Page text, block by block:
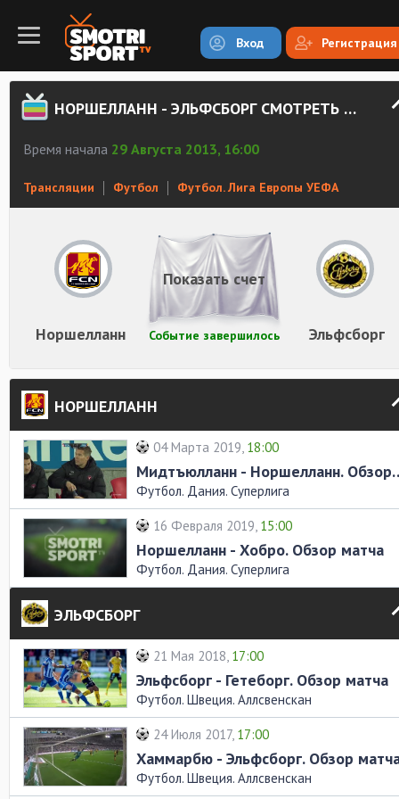
Вход Регистрация
НОРШЕЛЛАНН - ЭЛЬФСБОРГ СМОТРЕТЬ ОНЛАЙН
Время начала 29 Августа 2013, 16:00
Трансляции Футбол Футбол. Лига Европы УЕФА
Норшелланн Эльфсборг
Событие завершилось
Показать счет
НОРШЕЛЛАНН
04 Марта 2019, 18:00
Футбол. Дания. Суперлига
16 Февраля 2019, 15:00
Норшелланн - Хобро. Обзор матча
Футбол. Дания. Суперлига
ЭЛЬФСБОРГ
21 Мая 2018, 17:00
Эльфсборг - Гетеборг. Обзор матча
Футбол. Швеция. Аллсвенскан
24 Июля 2017, 17:00
Хаммарбю - Эльфсборг. Обзор
Футбол. Швеция. Аллсвенскан